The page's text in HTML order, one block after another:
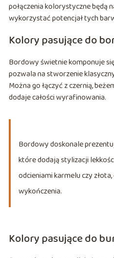
połączenia kolorystyczne będą
wykorzystać potencjał tych
Kolory pasujące do
Bordowy świetnie komponuje
pozwala na stworzenie
Można go łączyć z czernią,
dodaje całości wyrafinowania.
Bordowy doskonale
które dodają stylizacji
odcieniami karmelu czy
wykończenia.
Kolory pasujące do